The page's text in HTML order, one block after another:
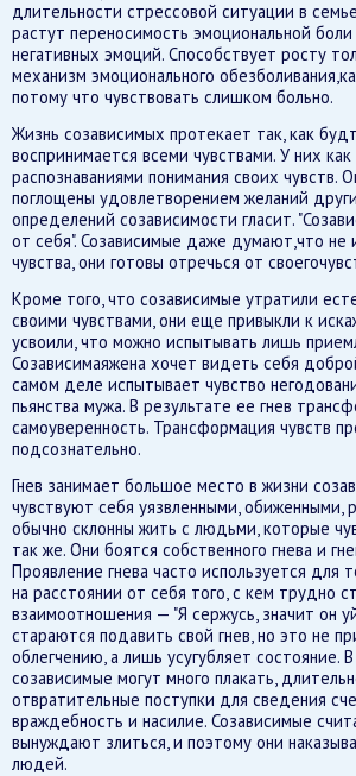
длительности стрессовой ситуации в
растут переносимость эмоциональной
негативных эмоций. Способствует росту
механизм эмоционального
потому что чувствовать слишком больно.
Жизнь созависимых протекает так, как
воспринимается всеми чувствами. У них
распознаваниями понимания своих чувств.
поглощены удовлетворением желаний
определений созависимости гласит.
от себя". Созависимые даже думают,что не
чувства, они готовы отречься от
Кроме того, что созависимые утратили
своими чувствами, они еще привыкли к
усвоили, что можно испытывать лишь
Созависимаяжена хочет видеть себя
самом деле испытывает чувство
пьянства мужа. В результате ее гнев
самоуверенность. Трансформация чувств
подсознательно.
Гнев занимает большое место в жизни
чувствуют себя уязвленными, обиженными,
обычно склонны жить с людьми, которые
так же. Они боятся собственного гнева и
Проявление гнева часто используется для
на расстоянии от себя того, с кем трудно
взаимоотношения — "Я сержусь, значит он
стараются подавить свой гнев, но это не
облегчению, а лишь усугубляет состояние.
созависимые могут много плакать,
отвратительные поступки для сведения
враждебность и насилие. Созависимые
вынуждают злиться, и поэтому они
людей.